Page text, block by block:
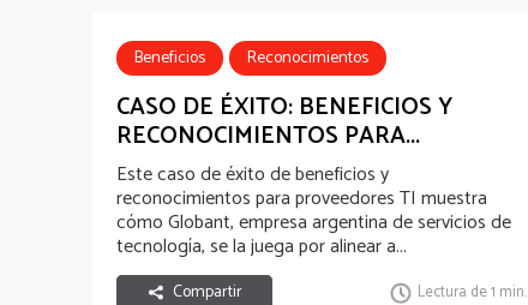
Beneficios
Reconocimientos
Casos de Éxito
CASO DE ÉXITO: BENEFICIOS Y
RECONOCIMIENTOS PARA...
Este caso de éxito de beneficios y
reconocimientos para proveedores TI muestra
cómo Globant, empresa argentina de servicios de
tecnología, se la juega por alinear a...
Compartir Lectura de 1 min.